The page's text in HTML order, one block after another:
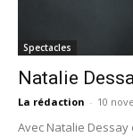
Spectacles
Natalie
La rédaction - 10
Avec Natalie